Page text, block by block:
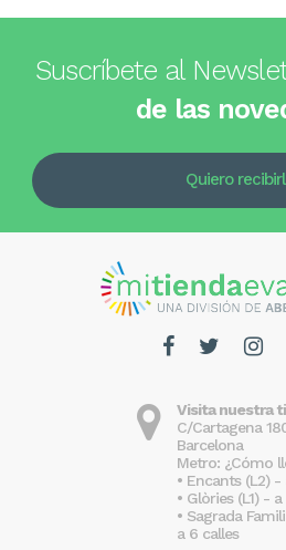
Suscríbete al
de las
Quiero
Visita nuestra
C/Cartagena
Barcelona
Metro: ¿Cómo
• Encants (L2) -
• Glòries (L1) -
• Sagrada
a 6 calles